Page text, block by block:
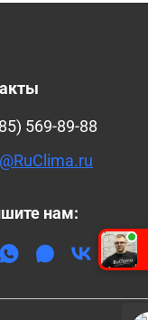
569-89-88
нам: